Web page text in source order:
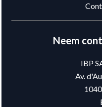
Neem
IBP
Av.
1040